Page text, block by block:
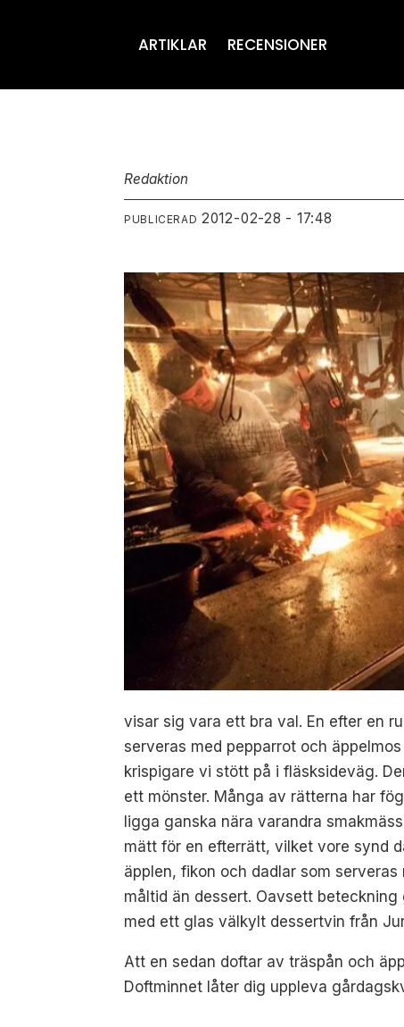
ARTIKLAR RECENSIONER
Redaktion
PUBLICERAD 2012-02-28 - 17:48
visar sig vara ett bra val. En efter en
serveras med pepparrot och
krispigare vi stött på i fläsksideväg.
ett mönster. Många av rätterna har
ligga ganska nära varandra
mätt för en efterrätt, vilket vore synd
äpplen, fikon och dadlar som
måltid än dessert. Oavsett
med ett glas välkylt dessertvin från
Att en sedan doftar av träspån och
Doftminnet låter dig uppleva